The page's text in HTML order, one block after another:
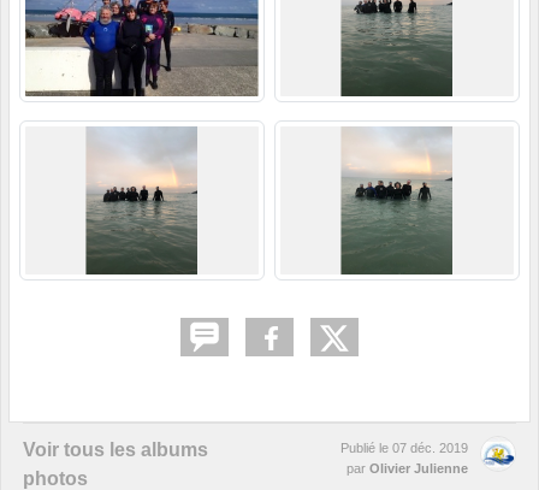
Voir tous les albums
photos
Publié le 07 déc. 2019
par Olivier Julienne